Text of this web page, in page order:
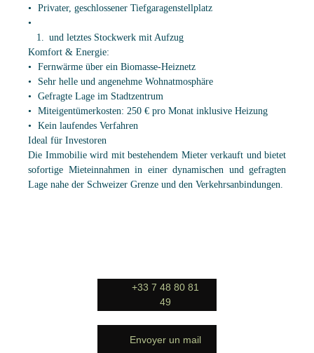
Privater, geschlossener Tiefgaragenstellplatz
und letztes Stockwerk mit Aufzug
Komfort & Energie:
Fernwärme über ein Biomasse-Heiznetz
Sehr helle und angenehme Wohnatmosphäre
Gefragte Lage im Stadtzentrum
Miteigentümerkosten: 250 € pro Monat inklusive Heizung
Kein laufendes Verfahren
Ideal für Investoren
Die Immobilie wird mit bestehendem Mieter verkauft und bietet
sofortige Mieteinnahmen in einer dynamischen und gefragten
Lage nahe der Schweizer Grenze und den Verkehrsanbindungen.
+33 7 48 80 81
49
Envoyer un mail